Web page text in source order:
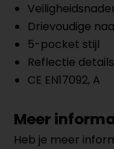
Drievoudige
5-pocket stijl
Reflectie details
CE EN17092, A
Meer
Heb je meer